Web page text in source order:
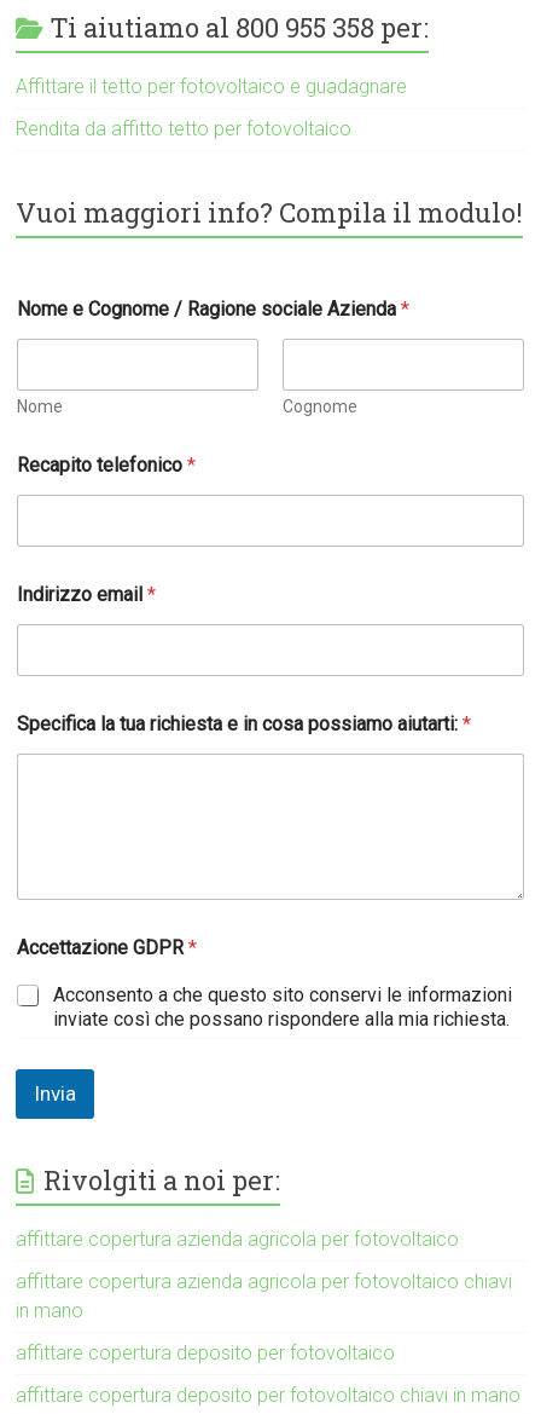
Ti aiutiamo al 800 955 358 per:
Affittare il tetto per fotovoltaico e guadagnare
Rendita da affitto tetto per fotovoltaico
Vuoi maggiori info? Compila il modulo!
Nome e Cognome / Ragione sociale Azienda*
Nome Cognome
Recapito telefonico*
Indirizzo email*
Specifica la tua richiesta e in cosa possiamo aiutarti:*
Accettazione GDPR*
Acconsento a che questo sito conservi le informazioni
inviate così che possano rispondere alla mia richiesta.
Invia
Rivolgiti a noi per:
affittare copertura azienda agricola per fotovoltaico
affittare copertura azienda agricola per fotovoltaico chiavi
in mano
affittare copertura deposito per fotovoltaico
affittare copertura deposito per fotovoltaico chiavi in mano